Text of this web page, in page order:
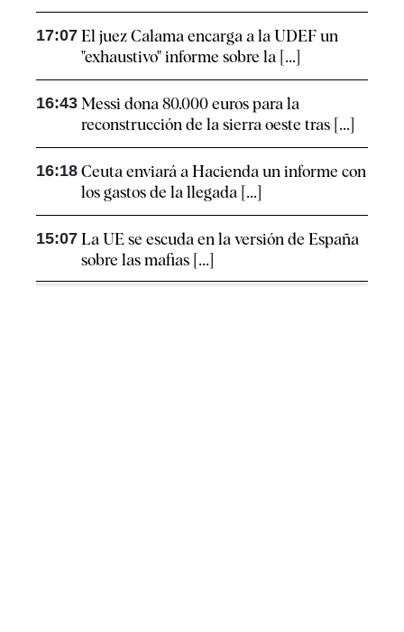
17:07 El juez Calama encarga a la UDEF un
"exhaustivo" informe sobre la [...]
16:43 Messi dona 80.000 euros para la
reconstrucción de la sierra oeste tras [...]
16:18 Ceuta enviará a Hacienda un informe con
los gastos de la llegada [...]
15:07 La UE se escuda en la versión de España
sobre las mafias [...]